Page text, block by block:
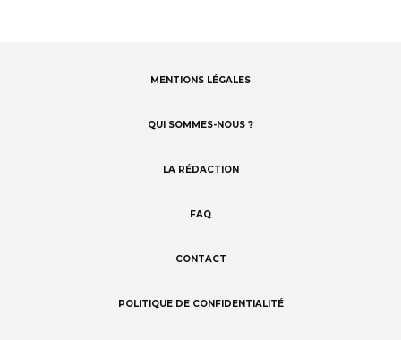
MENTIONS LÉGALES
QUI SOMMES-NOUS ?
LA RÉDACTION
FAQ
CONTACT
POLITIQUE DE CONFIDENTIALITÉ